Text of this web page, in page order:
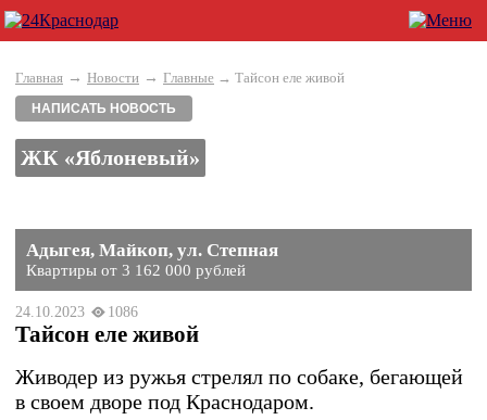
Главная → Новости → Главные → Тайсон еле живой
НАПИСАТЬ НОВОСТЬ
ЖК «Яблоневый»
Адыгея, Майкоп, ул. Степная
Квартиры от 3 162 000 рублей
24.10.2023 1086
Тайсон еле живой
Живодер из ружья стрелял по собаке, бегающей
в своем дворе под Краснодаром.